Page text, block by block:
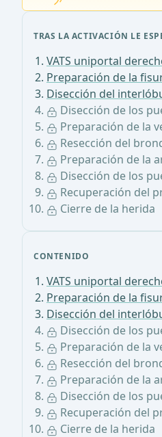
CONTENIDO
VATS uniportal
Preparación de la
Disección del
Disección de los
Preparación de la
Resección del
Preparación de la
Disección de los
Recuperación del
Cierre de la herida
TRAS LA ACTIVACIÓN LE
VATS uniportal
Preparación de la
Disección del
Disección de los
Preparación de la
Resección del
Preparación de la
Disección de los
Recuperación del
Cierre de la herida